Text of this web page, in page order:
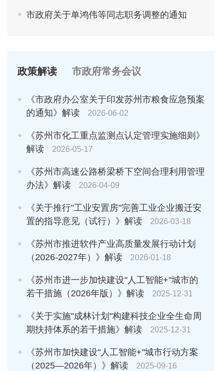
市政府关于单鸿伟等同志职务调整的通知
政策解读 市政府常务会议
《市政府办公室关于印发苏州市粮食应急预案
的通知》解读
2026-06-02
《苏州市化工重点监测点认定管理实施细则》
解读
2026-05-17
《苏州市高速公路桥梁桥下空间合理利用管理
办法》解读
2026-04-09
《关于推行"工业安置房"完善工业企业搬迁安
置的指导意见（试行）》解读
2026-03-18
《苏州市推进软件产业高质量发展行动计划
（2026-2027年）》解读
2026-01-18
《苏州市进一步加快建设"人工智能+"城市的
若干措施（2026年版）》解读
2025-12-31
《关于实施"成林计划"构建科技企业全生命周
期扶持体系的若干措施》解读
2025-12-31
《苏州市加快建设"人工智能+"城市行动方案
（2025—2026年）》解读
2025-09-16